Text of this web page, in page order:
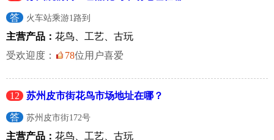
答 火车站乘游1路到
主营产品： 花鸟、工艺、古玩
受欢迎度：
78位用户喜爱
12 苏州皮市街花鸟市场地址在哪？
答 苏州皮市街172号
主营产品： 花鸟、工艺、古玩